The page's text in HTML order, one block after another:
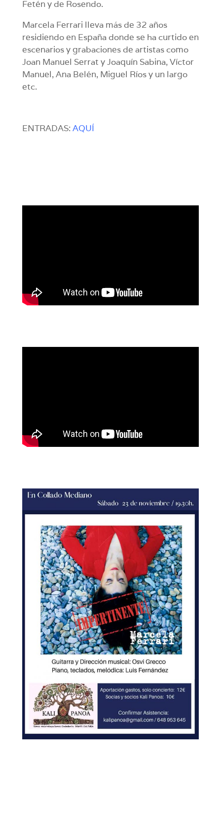
Fetén y de Rosendo.
Marcela Ferrari lleva más de 32 años
residiendo en España donde se ha curtido en
escenarios y grabaciones de artistas como
Joan Manuel Serrat y Joaquín Sabina, Víctor
Manuel, Ana Belén, Miguel Ríos y un largo
etc.
ENTRADAS:AQUÍ